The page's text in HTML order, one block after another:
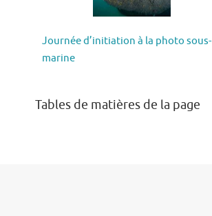
Journée d’initiation à la photo sous-
marine
Tables de matières de la page